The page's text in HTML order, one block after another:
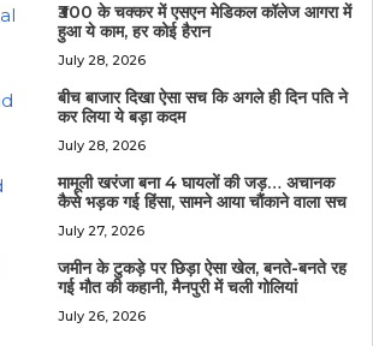
₹300 के चक्कर में एसएन मेडिकल कॉलेज आगरा में
हुआ ये काम, हर कोई हैरान
July 28, 2026
बीच बाजार दिखा ऐसा सच कि अगले ही दिन पति ने
कर लिया ये बड़ा कदम
July 28, 2026
मामूली खरंजा बना 4 घायलों की जड़… अचानक
कैसे भड़क गई हिंसा, सामने आया चौंकाने वाला सच
July 27, 2026
जमीन के टुकड़े पर छिड़ा ऐसा खेल, बनते-बनते रह
गई मौत की कहानी, मैनपुरी में चली गोलियां
July 26, 2026